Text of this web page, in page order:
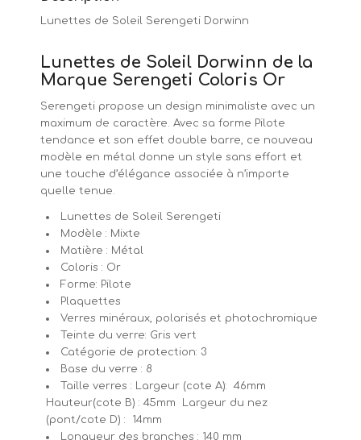
Lunettes de Soleil Serengeti Dorwinn
Lunettes de Soleil Dorwinn de la
Marque Serengeti Coloris Or
Serengeti propose un design minimaliste avec un
maximum de caractère. Avec sa forme Pilote
tendance et son effet double barre, ce nouveau
modèle en métal donne un style sans effort et
une touche d’élégance associée à n’importe
quelle tenue.
Lunettes de Soleil Serengeti
Modèle : Mixte
Matière : Métal
Coloris : Or
Forme: Pilote
Plaquettes
Verres minéraux, polarisés et photochromique
Teinte du verre: Gris vert
Catégorie de protection: 3
Base du verre : 8
Taille verres : Largeur (cote A): 46mm
Hauteur(cote B) : 45mm Largeur du nez
(pont/cote D) : 14mm
Longueur des branches : 140 mm